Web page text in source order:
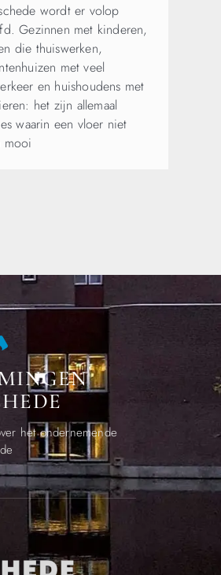
wordt er volop
Gezinnen met kinderen,
die thuiswerken,
met veel
en huishoudens met
het zijn allemaal
waarin een vloer niet
mooi
het ondernemende